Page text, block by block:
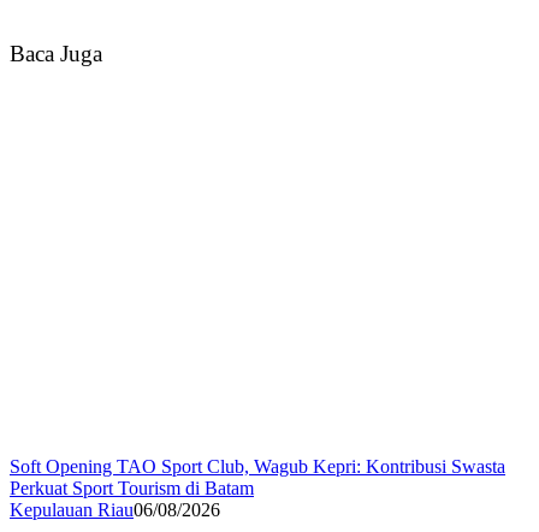
Baca Juga
Soft Opening TAO Sport Club, Wagub Kepri: Kontribusi Swasta
Perkuat Sport Tourism di Batam
Kepulauan Riau06/08/2026